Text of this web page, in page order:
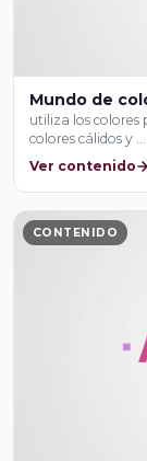
Mundo de
utiliza los colores
colores cálidos y …
Ver contenido
CONTENIDO